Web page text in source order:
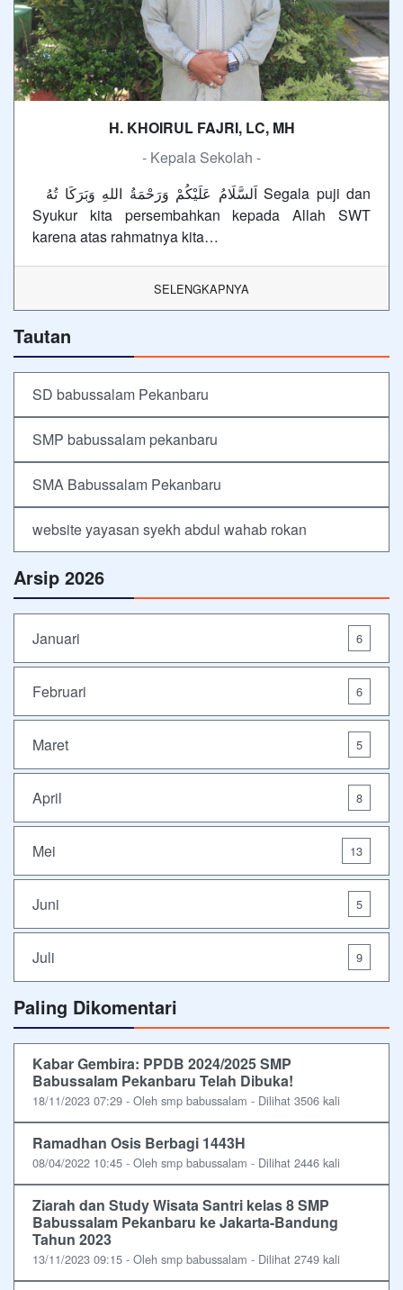
H. KHOIRUL FAJRI, LC, MH
- Kepala Sekolah -
Syukur kita persembahkan kepada Allah SWT
karena atas rahmatnya kita…
SELENGKAPNYA
Tautan
SD babussalam Pekanbaru
SMP babussalam pekanbaru
SMA Babussalam Pekanbaru
website yayasan syekh abdul wahab rokan
Arsip 2026
Januari 6
Februari 6
Maret 5
April 8
Mei 13
Juni 5
Juli 9
Paling Dikomentari
Kabar Gembira: PPDB 2024/2025 SMP
Babussalam Pekanbaru Telah Dibuka!
18/11/2023 07:29 - Oleh smp babussalam - Dilihat 3506 kali
Ramadhan Osis Berbagi 1443H
08/04/2022 10:45 - Oleh smp babussalam - Dilihat 2446 kali
Ziarah dan Study Wisata Santri kelas 8 SMP
Babussalam Pekanbaru ke Jakarta-Bandung
Tahun 2023
13/11/2023 09:15 - Oleh smp babussalam - Dilihat 2749 kali